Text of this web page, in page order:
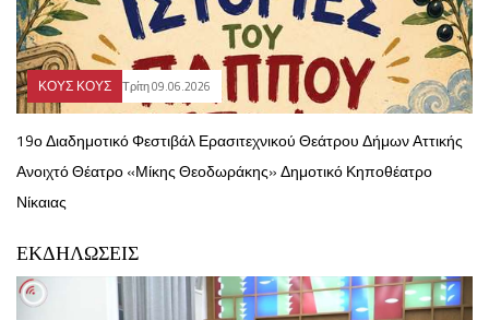
ΚΟΥΣ ΚΟΥΣ Τρίτη 09.06.2026
19ο Διαδημοτικό Φεστιβάλ Ερασιτεχνικού Θεάτρου Δήμων Αττικής
Ανοιχτό Θέατρο «Μίκης Θεοδωράκης» Δημοτικό Κηποθέατρο
Νίκαιας
ΕΚΔΗΛΩΣΕΙΣ